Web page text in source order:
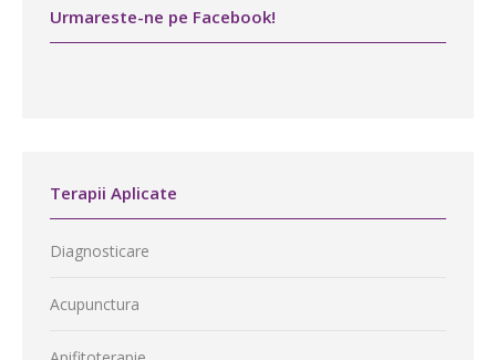
Urmareste-ne pe Facebook!
Terapii Aplicate
Diagnosticare
Acupunctura